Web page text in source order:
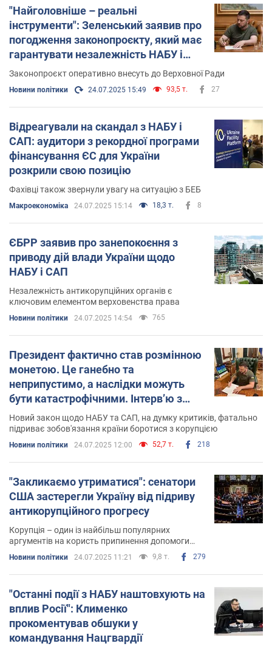
"Найголовніше – реальні
інструменти": Зеленський заявив про
погодження законопроєкту, який має
гарантувати незалежність НАБУ і
САП
Законопроєкт оперативно внесуть до Верховної Ради
Новини політики 24.07.2025 15:49 93,5 т. 27
Відреагували на скандал з НАБУ і
САП: аудитори з рекордної програми
фінансування ЄС для України
розкрили свою позицію
Фахівці також звернули увагу на ситуацію з БЕБ
Mакроекономіка 24.07.2025 15:14 18,3 т. 8
ЄБРР заявив про занепокоєння з
приводу дій влади України щодо
НАБУ і САП
Незалежність антикорупційних органів є
ключовим елементом верховенства права
Новини політики 24.07.2025 14:54 765
Президент фактично став розмінною
монетою. Це ганебно та
неприпустимо, а наслідки можуть
бути катастрофічними. Інтерв’ю з
Безсмертним
Новий закон щодо НАБУ та САП, на думку критиків, фатально
підриває зобов'язання країни боротися з корупцією
Новини політики 24.07.2025 12:00 52,7 т. 218
"Закликаємо утриматися": сенатори
США застерегли Україну від підриву
антикорупційного прогресу
Корупція – один із найбільш популярних
аргументів на користь припинення допомоги
Новини політики 24.07.2025 11:21 9,8 т. 279
"Останні події з НАБУ наштовхують на
вплив Росії": Клименко
прокоментував обшуки у
командування Нацгвардії